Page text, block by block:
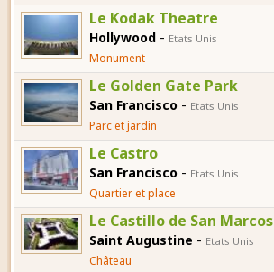
Le Kodak Theatre
Hollywood - Etats Unis
Monument
Le Golden Gate Park
San Francisco - Etats Unis
Parc et jardin
Le Castro
San Francisco - Etats Unis
Quartier et place
Le Castillo de San Marcos
Saint Augustine - Etats Unis
Château